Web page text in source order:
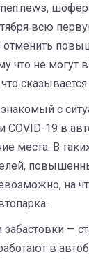
всю
отменить
что не могут
сказывается
с
COVID-19 в
места. В
на
забастовки —
в